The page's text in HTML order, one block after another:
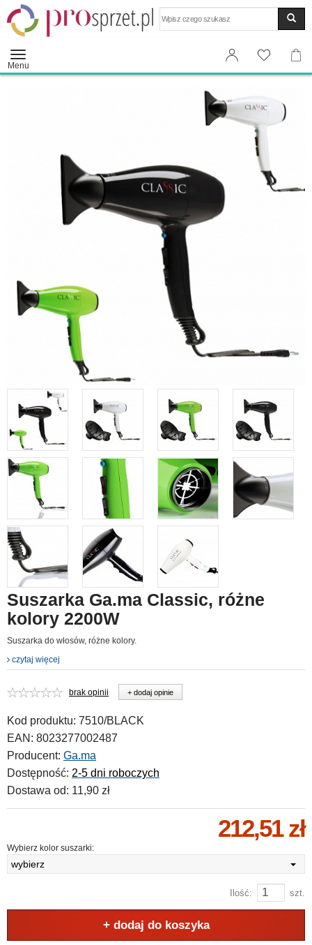
Menu
Suszarka Ga.ma Classic, różne
kolory 2200W
Suszarka do włosów, różne kolory.
czytaj więcej
brak opinii + dodaj opinie
Kod produktu: 7510/BLACK
EAN: 8023277002487
Producent: Ga.ma
Dostępność: 2-5 dni roboczych
Dostawa od: 11,90 zł
212,51 zł
Wybierz kolor suszarki:
wybierz
Ilość: szt.
+ dodaj do koszyka